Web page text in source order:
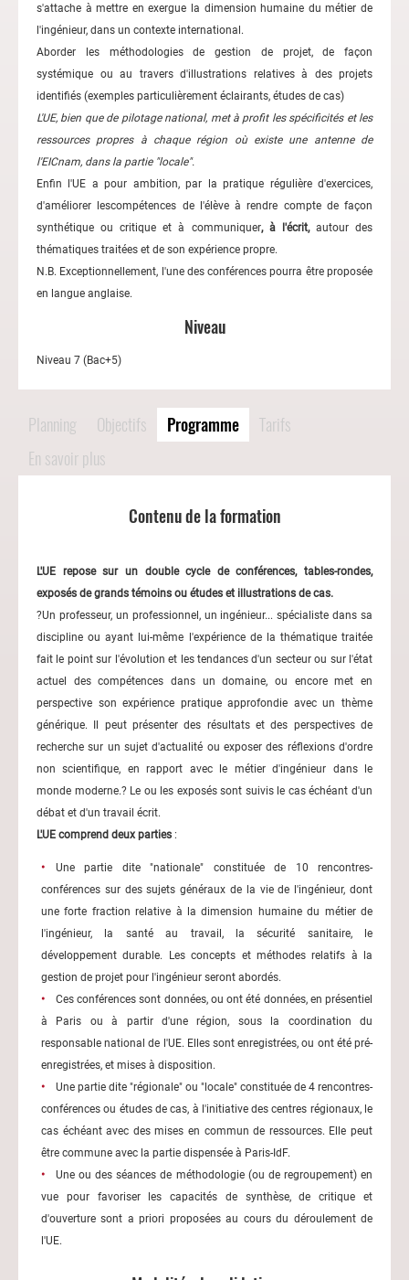
s'attache à mettre en exergue la dimension humaine du métier de
l'ingénieur, dans un contexte international.
Aborder les méthodologies de gestion de projet, de façon
systémique ou au travers d'illustrations relatives à des projets
identifiés (exemples particulièrement éclairants, études de cas)
L'UE, bien que de pilotage national, met à profit les spécificités et les
ressources propres à chaque région où existe une antenne de
l'EICnam, dans la partie "locale".
Enfin l'UE a pour ambition, par la pratique régulière d'exercices,
d'améliorer lescompétences de l'élève à rendre compte de façon
synthétique ou critique et à communiquer, à l'écrit,autour des
thématiques traitées et de son expérience propre.
N.B. Exceptionnellement, l'une des conférences pourra être proposée
en langue anglaise.
Niveau
Niveau 7 (Bac+5)
Planning Objectifs Programme
Tarifs
En savoir plus
Contenu de la formation
L'UE repose sur un double cycle de conférences, tables-rondes,
exposés de grands témoins ou études et illustrations de cas.
?Un professeur, un professionnel, un ingénieur... spécialiste dans sa
discipline ou ayant lui-même l'expérience de la thématique traitée
fait le point sur l'évolution et les tendances d'un secteur ou sur l'état
actuel des compétences dans un domaine, ou encore met en
perspective son expérience pratique approfondie avec un thème
générique. Il peut présenter des résultats et des perspectives de
recherche sur un sujet d'actualité ou exposer des réflexions d'ordre
non scientifique, en rapport avec le métier d'ingénieur dans le
monde moderne.? Le ou les exposés sont suivis le cas échéant d'un
débat et d'un travail écrit.
L'UE comprend deux parties :
Une partie dite "nationale" constituée de 10 rencontres-
conférences sur des sujets généraux de la vie de l'ingénieur, dont
une forte fraction relative à la dimension humaine du métier de
l'ingénieur, la santé au travail, la sécurité sanitaire, le
développement durable. Les concepts et méthodes relatifs à la
gestion de projet pour l'ingénieur seront abordés.
Ces conférences sont données, ou ont été données, en présentiel
à Paris ou à partir d'une région, sous la coordination du
responsable national de l'UE. Elles sont enregistrées, ou ont été pré-
enregistrées, et mises à disposition.
Une partie dite "régionale" ou "locale" constituée de 4 rencontres-
conférences ou études de cas, à l'initiative des centres régionaux, le
cas échéant avec des mises en commun de ressources. Elle peut
être commune avec la partie dispensée à Paris-IdF.
Une ou des séances de méthodologie (ou de regroupement) en
vue pour favoriser les capacités de synthèse, de critique et
d'ouverture sont a priori proposées au cours du déroulement de
l'UE.